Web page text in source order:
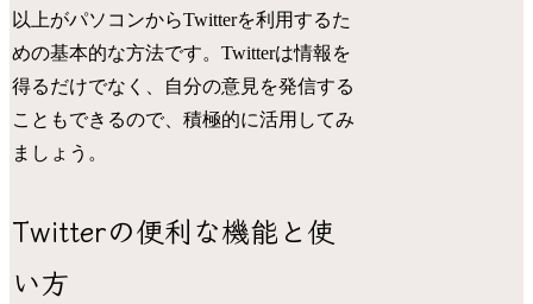
以上がパソコンからTwitterを利用するた
めの基本的な方法です。Twitterは情報を
得るだけでなく、自分の意見を発信する
こともできるので、積極的に活用してみ
ましょう。
Twitterの便利な機能と使
い方